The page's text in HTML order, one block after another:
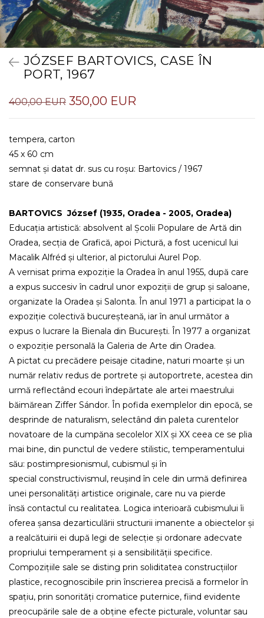
JÓZSEF BARTOVICS, CASE ÎN
PORT, 1967
400,00 EUR 350,00 EUR
tempera, carton
45 x 60 cm
semnat și datat dr. sus cu roșu: Bartovics / 1967
stare de conservare bună
BARTOVICS József (1935, Oradea - 2005, Oradea)
Educația artistică: absolvent al Școlii Populare de Artă din
Oradea, secția de Grafică, apoi Pictură, a fost ucenicul lui
Macalik Alfréd și ulterior, al pictorului Aurel Pop.
A vernisat prima expoziție la Oradea în anul 1955, după care
a expus succesiv în cadrul unor expoziții de grup și saloane,
organizate la Oradea și Salonta. În anul 1971 a participat la o
expoziție colectivă bucureșteană, iar în anul următor a
expus o lucrare la Bienala din București. În 1977 a organizat
o expoziție personală la Galeria de Arte din Oradea.
A pictat cu precădere peisaje citadine, naturi moarte și un
număr relativ redus de portrete și autoportrete, acestea din
urmă reflectând ecouri îndepărtate ale artei maestrului
băimărean Ziffer Sándor. În pofida exemplelor din epocă, se
desprinde de naturalism, selectând din paleta curentelor
novatoare de la cumpăna secolelor XIX și XX ceea ce se plia
mai bine, din punctul de vedere stilistic, temperamentului
său: postimpresionismul, cubismul și în
special constructivismul, reușind în cele din urmă definirea
unei personalități artistice originale, care nu va pierde
însă contactul cu realitatea. Logica interioară cubismului îi
oferea șansa dezarticulării structurii imanente a obiectelor și
a realcătuirii ei după legi de selecție și ordonare adecvate
propriului temperament și a sensibilității specifice.
Compozițiile sale se disting prin soliditatea construcțiilor
plastice, recognoscibile prin înscrierea precisă a formelor în
spațiu, prin sonorități cromatice puternice, fiind evidente
preocupările sale de a obține efecte picturale, voluntar sau